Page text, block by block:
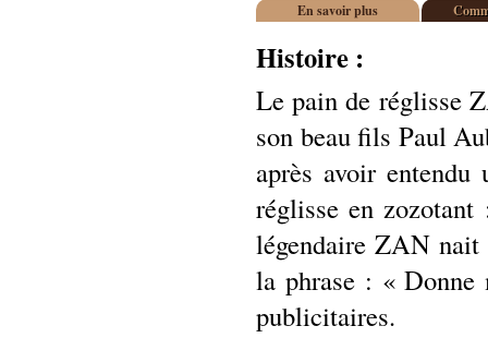
En savoir plus
Histoire :
Le pain de réglisse
son beau fils Paul
après avoir
réglisse en
légendaire ZAN nait
la phrase : « Donne
publicitaires.